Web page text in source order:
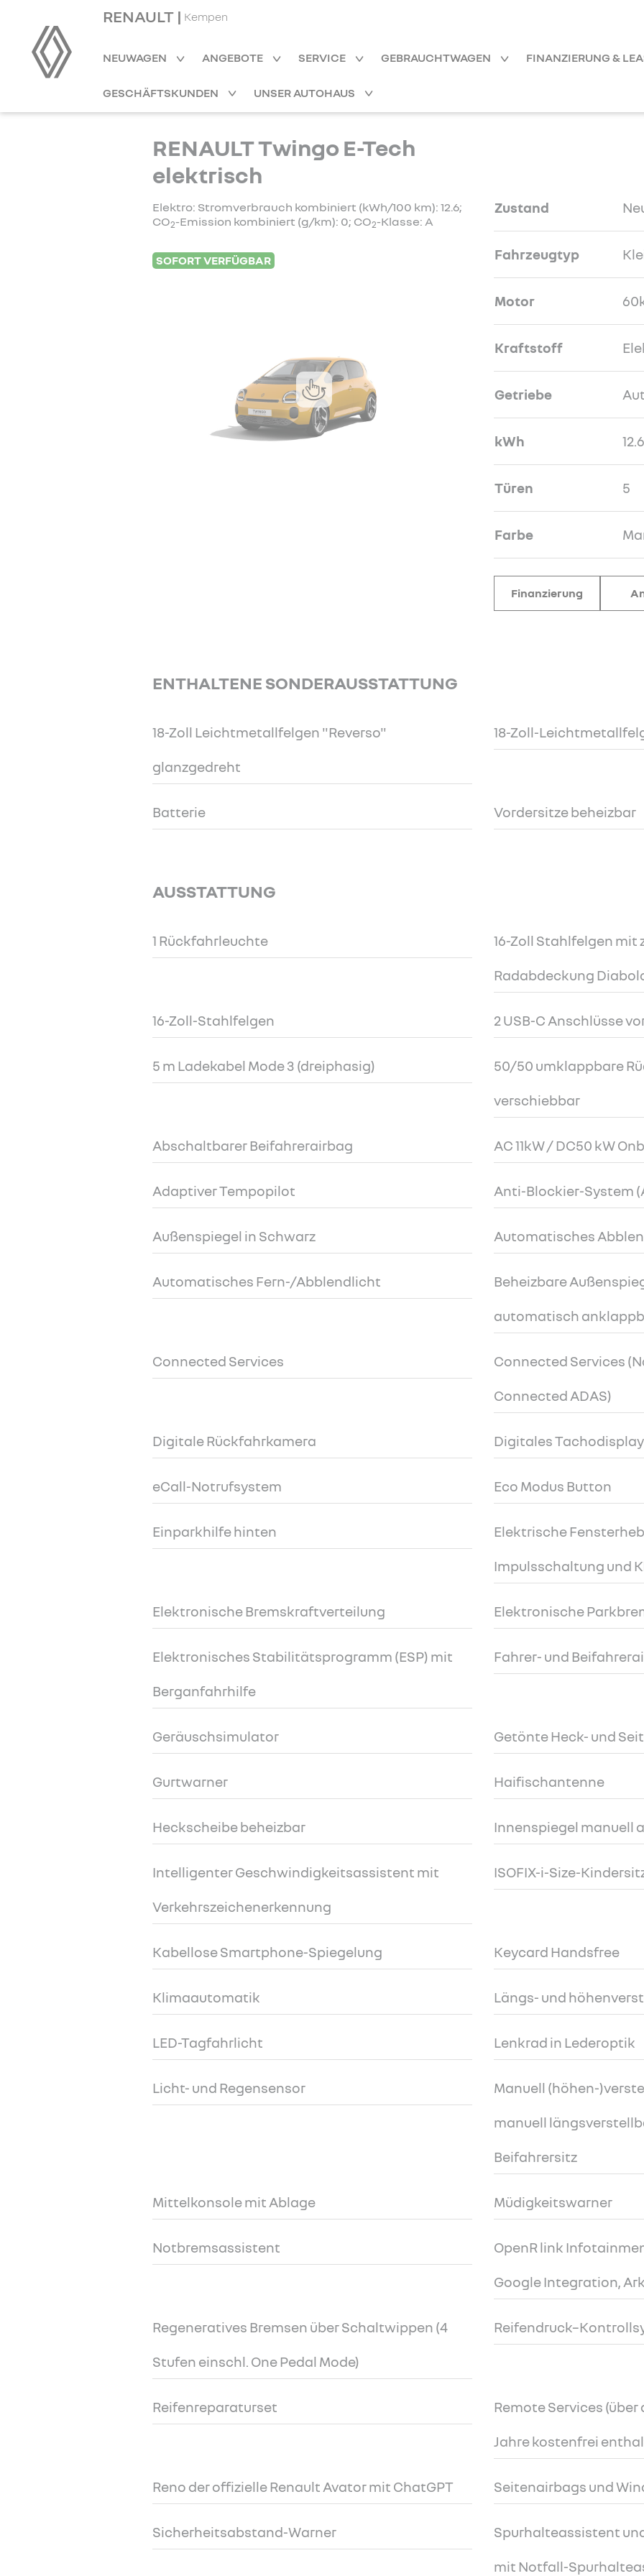
RENAULT | Kempen
NEUWAGEN ANGEBOTE SERVICE GEBRAUCHTWAGEN FINANZIERUNG &
GESCHÄFTSKUNDEN UNSER AUTOHAUS
RENAULT Twingo E-Tech
elektrisch
Elektro: Stromverbrauch kombiniert (kWh/100 km): 12.6;
CO2-Emission kombiniert (g/km): 0; CO2-Klasse: A
SOFORT VERFÜGBAR
Zustand
Fahrzeugtyp
Motor
Kraftstoff
Getriebe
kWh 12.6
Türen 5
Farbe
Finanzierung
ENTHALTENE SONDERAUSSTATTUNG
18-Zoll Leichtmetallfelgen "Reverso"
glanzgedreht
18-Zoll-
Batterie Vordersitze beheizbar
AUSSTATTUNG
1 Rückfahrleuchte 16-Zoll Stahlfelgen mit
Radabdeckung
16-Zoll-Stahlfelgen 2 USB-C Anschlüsse
5 m Ladekabel Mode 3 (dreiphasig) 50/50 umklappbare
verschiebbar
Abschaltbarer Beifahrerairbag AC 11kW / DC50 kW
Adaptiver Tempopilot Anti-Blockier-System
Außenspiegel in Schwarz Automatisches
Automatisches Fern-/Abblendlicht Beheizbare
automatisch
Connected Services Connected Services
Connected ADAS)
Digitale Rückfahrkamera Digitales Tachodisplay
eCall-Notrufsystem Eco Modus Button
Einparkhilfe hinten Elektrische
Impulsschaltung und
Elektronische Bremskraftverteilung Elektronische
Elektronisches Stabilitätsprogramm (ESP) mit
Berganfahrhilfe
Fahrer- und
Geräuschsimulator Getönte Heck- und
Gurtwarner Haifischantenne
Heckscheibe beheizbar Innenspiegel manuell
Intelligenter Geschwindigkeitsassistent mit
Verkehrszeichenerkennung
ISOFIX-i-Size-
Kabellose Smartphone-Spiegelung Keycard Handsfree
Klimaautomatik Längs- und
LED-Tagfahrlicht Lenkrad in Lederoptik
Licht- und Regensensor Manuell (höhen-
manuell
Beifahrersitz
Mittelkonsole mit Ablage Müdigkeitswarner
Notbremsassistent OpenR link
Google Integration,
Regeneratives Bremsen über Schaltwippen (4
Stufen einschl. One Pedal Mode)
Reifenreparaturset Remote Services (über
Jahre kostenfrei
Reno der offizielle Renault Avator mit ChatGPT Seitenairbags und
Sicherheitsabstand-Warner Spurhalteassistent
mit Notfall-